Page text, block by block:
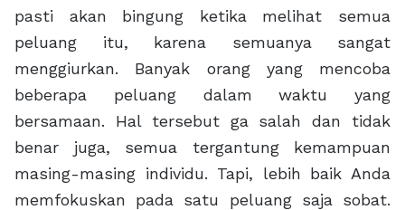
pasti akan bingung ketika melihat semua
peluang itu, karena semuanya sangat
menggiurkan. Banyak orang yang mencoba
beberapa peluang dalam waktu yang
bersamaan. Hal tersebut ga salah dan tidak
benar juga, semua tergantung kemampuan
masing-masing individu. Tapi, lebih baik Anda
memfokuskan pada satu peluang saja sobat.